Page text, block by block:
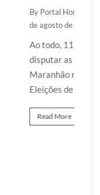
Maranhão/ 6
vão
cadeiras do
Federal nas
Os nomes…